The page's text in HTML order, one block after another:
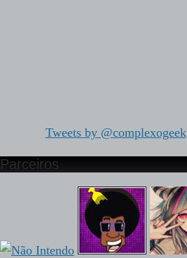
Tweets by @complexogeek
Parceiros